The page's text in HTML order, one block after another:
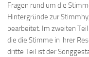
Fragen rund um die
Hintergründe zur
bearbeitet. Im zweiten
die die Stimme in ihrer
dritte Teil ist der